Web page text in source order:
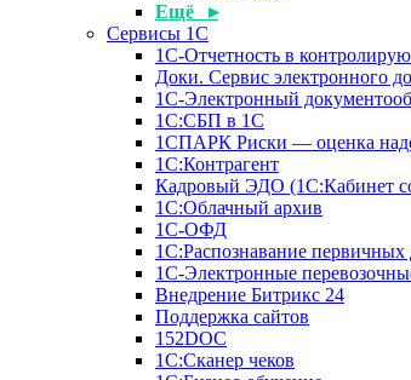
Ещё ▸
Сервисы 1С
1С-Отчетность в
Доки. Сервис электронного
1С-Электронный
1С:СБП в 1С
1СПАРК Риски — оценка
1С:Контрагент
Кадровый ЭДО (1С:Кабинет
1С:Облачный архив
1С-ОФД
1С:Распознавание первичных
1С-Электронные
Внедрение Битрикс 24
Поддержка сайтов
152DOC
1С:Сканер чеков